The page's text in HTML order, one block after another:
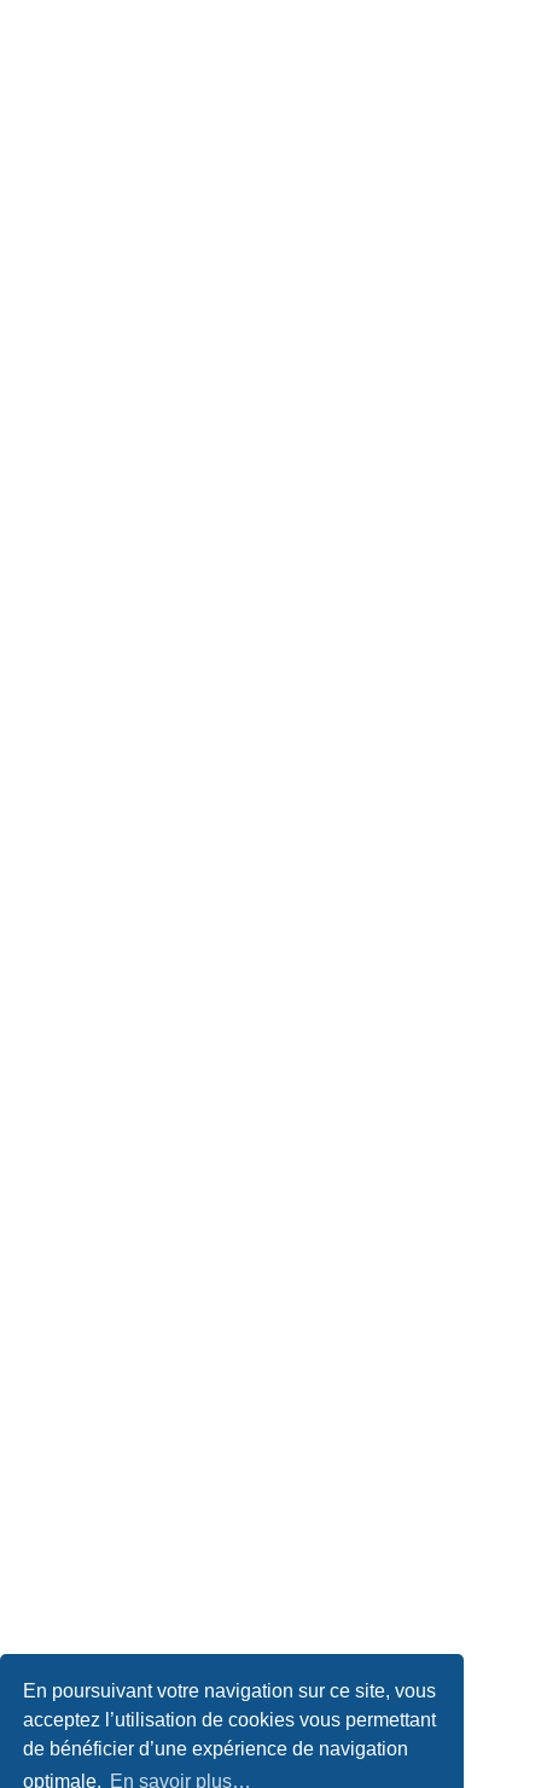
En poursuivant votre navigation sur ce site, vous
acceptez l’utilisation de cookies vous permettant
de bénéficier d’une expérience de navigation
optimale. En savoir plus…